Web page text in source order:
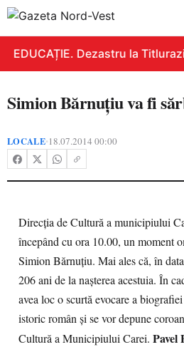
EDUCAȚIE. Dezastru la
Simion Bărnuţiu va fi
LOCALE•18.07.2014 00:00
Direcţia de Cultură a municipiului
începând cu ora 10.00, un moment
Simion Bărnuţiu. Mai ales că, în
206 ani de la naşterea acestuia. În
avea loc o scurtă evocare a
istoric român şi se vor depune
Cultură a Municipiului Carei. Pavel